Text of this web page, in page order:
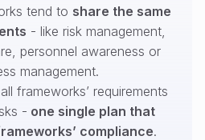
tend to share the same
- like risk management,
personnel awareness or
management.
frameworks’ requirements
- one single plan that
compliance.